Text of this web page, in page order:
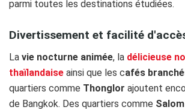
parmi toutes les destinations étudiées.
Divertissement et facilité
La vie nocturne animée, la délicieuse
thaïlandaise ainsi que les cafés
quartiers comme Thonglor ajoutent
de Bangkok. Des quartiers comme Salom